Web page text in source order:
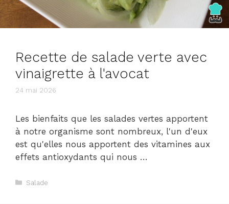
Recette de salade verte avec
vinaigrette à l'avocat
24 mai 2026
Les bienfaits que les salades vertes apportent
à notre organisme sont nombreux, l'un d'eux
est qu'elles nous apportent des vitamines aux
effets antioxydants qui nous …
Catégories
Salade